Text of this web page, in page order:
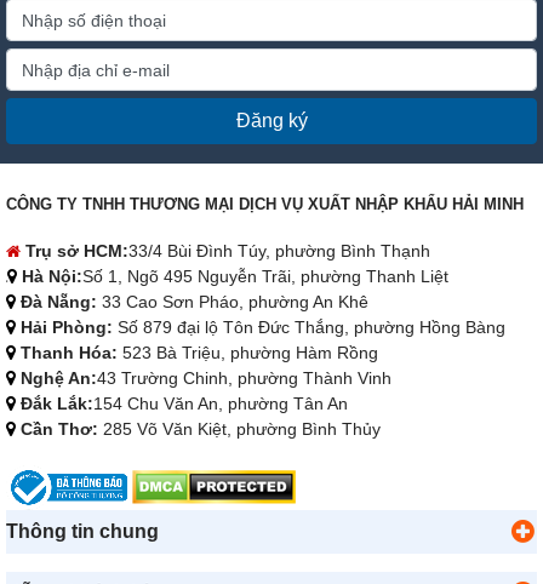
Đăng ký
CÔNG TY TNHH THƯƠNG MẠI DỊCH VỤ XUẤT NHẬP KHẨU HẢI MINH
Trụ sở HCM:33/4 Bùi Đình Túy, phường Bình Thạnh
Hà Nội:Số 1, Ngõ 495 Nguyễn Trãi, phường Thanh Liệt
Đà Nẵng: 33 Cao Sơn Pháo, phường An Khê
Hải Phòng: Số 879 đại lộ Tôn Đức Thắng, phường Hồng Bàng
Thanh Hóa: 523 Bà Triệu, phường Hàm Rồng
Nghệ An:43 Trường Chinh, phường Thành Vinh
Đắk Lắk:154 Chu Văn An, phường Tân An
Cần Thơ: 285 Võ Văn Kiệt, phường Bình Thủy
Thông tin chung